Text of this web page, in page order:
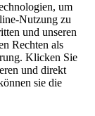
um
Nutzung zu
und unseren
Rechten als
Klicken Sie
und direkt
sie die